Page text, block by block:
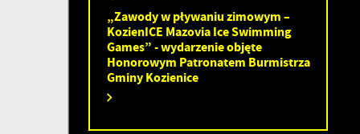
„Zawody w pływaniu zimowym –
KozienICE Mazovia Ice Swimming
Games” - wydarzenie objęte
Honorowym Patronatem Burmistrza
Gminy Kozienice